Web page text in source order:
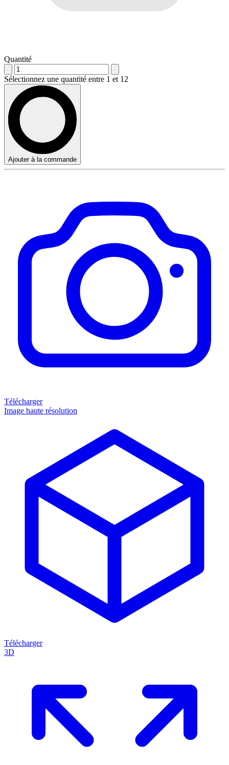
Quantité
Sélectionnez une quantité entre 1 et 12
Ajouter à la commande
Télécharger
Image haute résolution
Télécharger
3D